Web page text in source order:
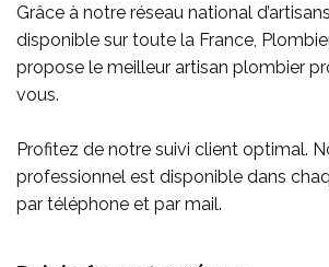
Grâce à notre réseau national
disponible sur toute la France,
propose le meilleur artisan plombier
vous.
Profitez de notre suivi client optimal.
professionnel est disponible dans
par téléphone et par mail.